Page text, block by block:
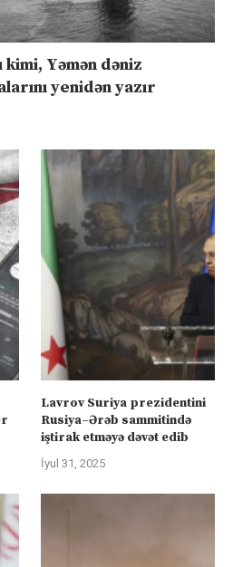
kimi, Yəmən dəniz
yenidən yazır
Lavrov Suriya prezidentini
Rusiya–Ərəb sammitində
iştirak etməyə dəvət edib
İyul 31, 2025